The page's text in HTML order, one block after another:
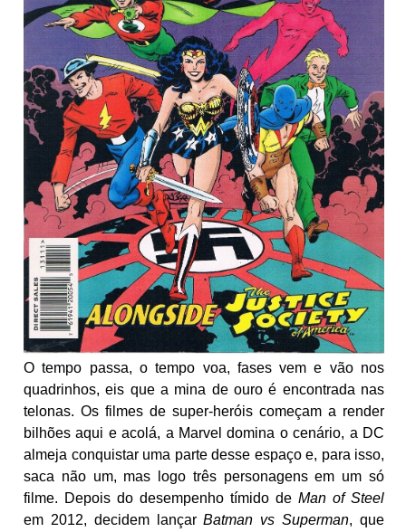
O tempo passa, o tempo voa, fases vem e vão nos
quadrinhos, eis que a mina de ouro é encontrada nas
telonas. Os filmes de super-heróis começam a render
bilhões aqui e acolá, a Marvel domina o cenário, a DC
almeja conquistar uma parte desse espaço e, para isso,
saca não um, mas logo três personagens em um só
filme. Depois do desempenho tímido de Man of Steel
em 2012, decidem lançarBatman vs Superman, que